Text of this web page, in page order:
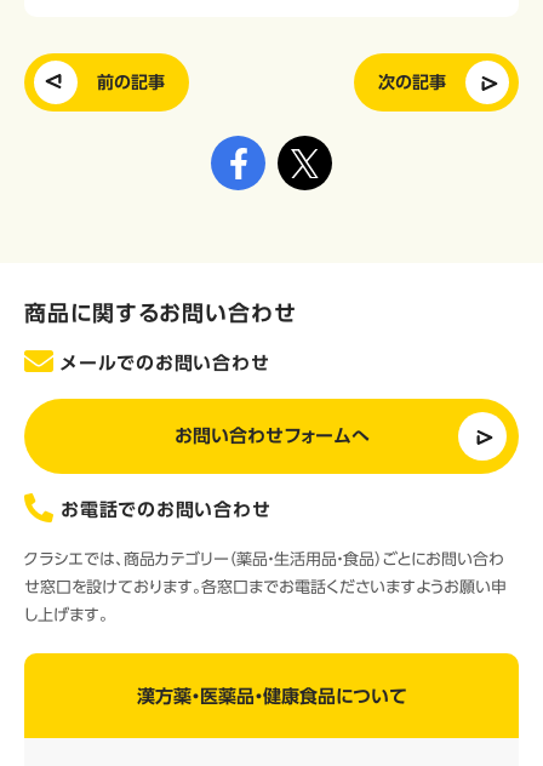
前の記事 次の記事
商品に関するお問い合わせ
メールでのお問い合わせ
お問い合わせフォームへ
お電話でのお問い合わせ
クラシエでは、商品カテゴリー（薬品・生活用品・食品）ごとにお問い合わ
せ窓口を設けております。各窓口までお電話くださいますようお願い申
し上げます。
漢方薬・医薬品・健康食品について